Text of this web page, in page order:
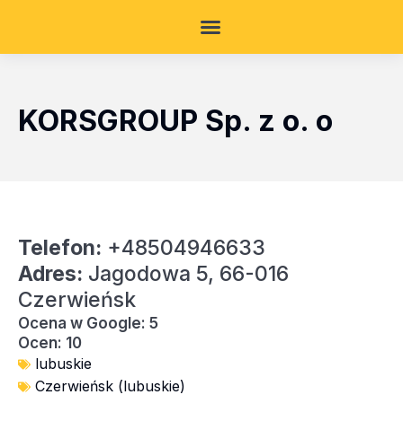
KORSGROUP Sp. z o. o
Telefon: +48504946633
Adres: Jagodowa 5, 66-016
Czerwieńsk
Ocena w Google: 5
Ocen: 10
lubuskie
Czerwieńsk (lubuskie)